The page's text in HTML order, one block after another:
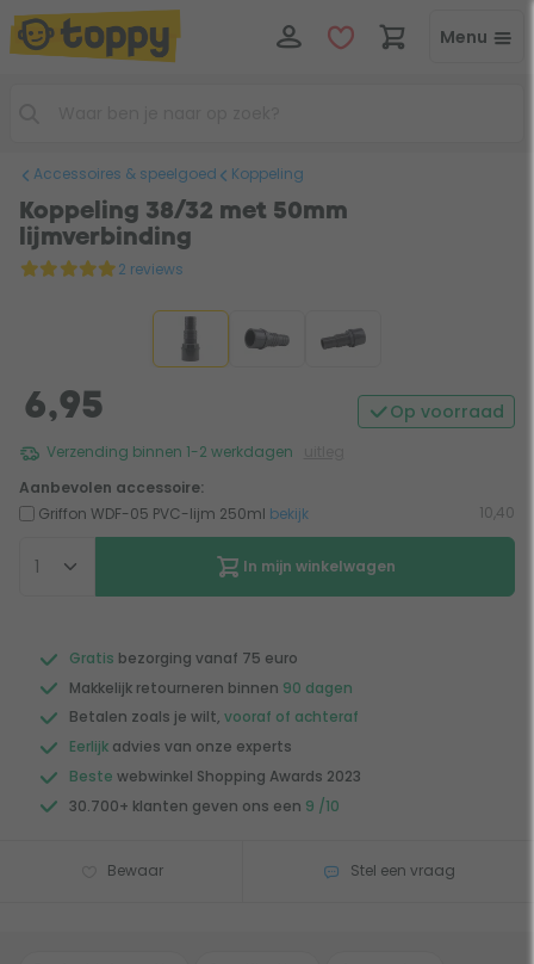
Menu
Accessoires & speelgoed Koppeling
Koppeling 38/32 met 50mm
lijmverbinding
2 reviews
6,95 Op voorraad
Verzending binnen 1-2 werkdagen
Aanbevolen accessoire:
Griffon WDF-05 PVC-lijm 250ml bekijk 10,40
In mijn winkelwagen
Gratis bezorging vanaf 75 euro
Makkelijk retourneren binnen 90 dagen
Betalen zoals je wilt, vooraf of achteraf
Eerlijk advies van onze experts
Beste webwinkel Shopping Awards 2023
30.700+ klanten geven ons een 9 /10
Bewaar Stel een vraag